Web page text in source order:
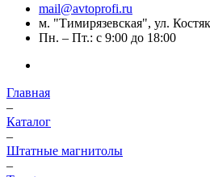
mail@avtoprofi.ru
м. "Тимирязевская", ул.
Пн. – Пт.: с 9:00 до 18:00
Главная
–
Каталог
–
Штатные магнитолы
–